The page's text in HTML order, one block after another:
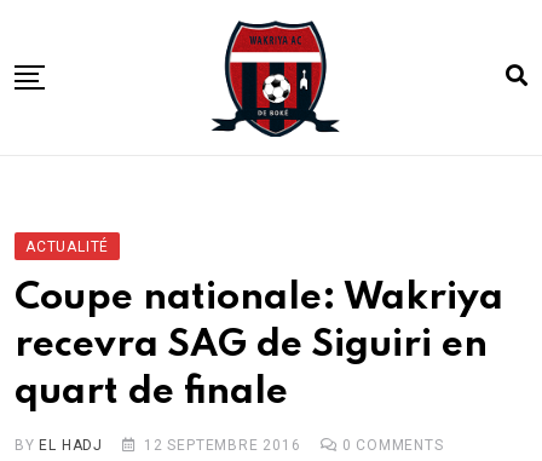
content
COMPETITIONS
CLUB
ACADEMIE
ACTUALITÉ
Coupe nationale: Wakriya
recevra SAG de Siguiri en
quart de finale
BYEL HADJ 12 SEPTEMBRE 2016 0 COMMENTS